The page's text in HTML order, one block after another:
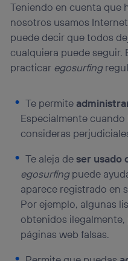
Teniendo en cuenta que
nosotros usamos
puede decir que todos
cualquiera puede seguir.
practicar egosurfing
Te permite
Especialmente
consideras
Te aleja deser usado
egosurfingpuede
aparece registrado en
Por ejemplo, algunas
obtenidos ilegalmente,
páginas web falsas.